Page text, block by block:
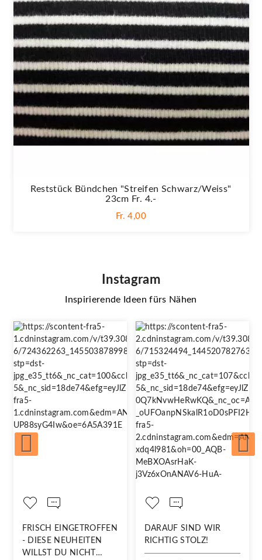
Reststück Bündchen "Streifen Schwarz/weiss"
23cm Fr. 4.-
Fr. 4,00
Instagram
Inspirierende Ideen fürs Nähen
FRISCH EINGETROFFEN
- DIESE NEUHEITEN
WILLST DU NICHT
DARAUF SIND WIR
RICHTIG STOLZ!